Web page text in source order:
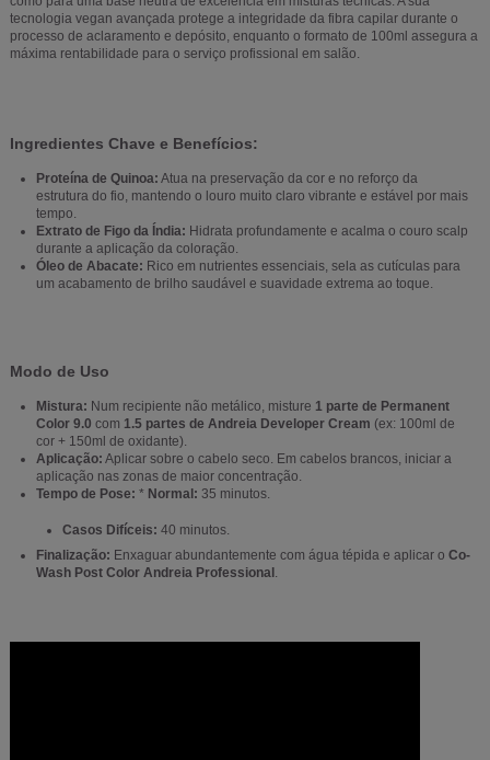
tecnologia vegan avançada protege a integridade da fibra capilar durante o
processo de aclaramento e depósito, enquanto o formato de 100ml assegura a
máxima rentabilidade para o serviço profissional em salão.
Ingredientes Chave e Benefícios:
Proteína de Quinoa: Atua na preservação da cor e no reforço da
estrutura do fio, mantendo o louro muito claro vibrante e estável por mais
tempo.
Extrato de Figo da Índia: Hidrata profundamente e acalma o couro scalp
durante a aplicação da coloração.
Óleo de Abacate: Rico em nutrientes essenciais, sela as cutículas para
um acabamento de brilho saudável e suavidade extrema ao toque.
Modo de Uso
Mistura: Num recipiente não metálico, misture 1 parte de Permanent
Color 9.0 com 1.5 partes de Andreia Developer Cream (ex: 100ml de
cor + 150ml de oxidante).
Aplicação: Aplicar sobre o cabelo seco. Em cabelos brancos, iniciar a
aplicação nas zonas de maior concentração.
Tempo de Pose: * Normal: 35 minutos.
Casos Difíceis: 40 minutos.
Finalização: Enxaguar abundantemente com água tépida e aplicar o Co-
Wash Post Color Andreia Professional.